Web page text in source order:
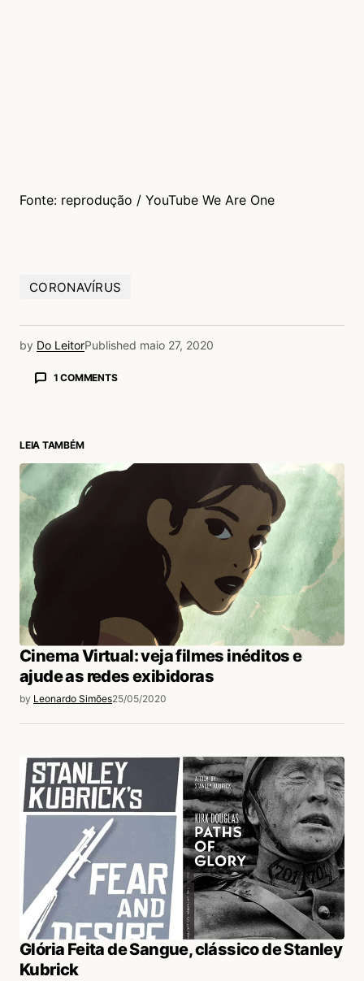
Fonte: reprodução / YouTube We Are One
CORONAVÍRUS
by Do LeitorPublished maio 27, 2020
1 COMMENTS
Sensacional, vou tentar acompanhar todos.
Acesse para responder
login
LEIA TAMBÉM
Cinema Virtual: veja filmes inéditos e
ajude as redes exibidoras
by Leonardo Simões25/05/2020
Glória Feita de Sangue, clássico de Stanley
Kubrick